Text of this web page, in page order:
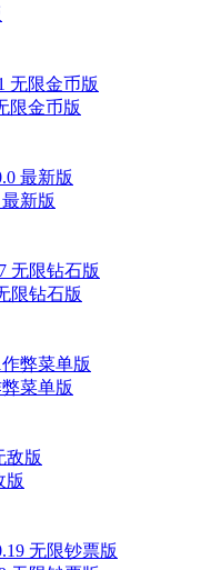
限金币版
新版
限钻石版
菜单版
版